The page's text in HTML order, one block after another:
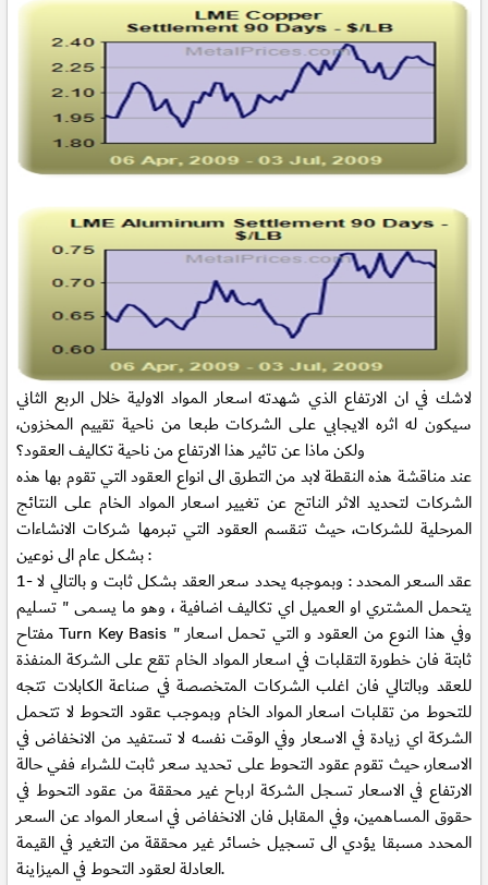
لاشك في ان الارتفاع الذي شهدته اسعار المواد الاولية خلال الربع الثاني
سيكون له اثره الايجابي على الشركات طبعا من ناحية تقييم المخزون،
ولكن ماذا عن تاثير هذا الارتفاع من ناحية تكاليف العقود؟
عند مناقشة هذه النقطة لابد من التطرق الى انواع العقود التي تقوم بها هذه
الشركات لتحديد الاثر الناتج عن تغيير اسعار المواد الخام على النتائج
المرحلية للشركات، حيث تنقسم العقود التي تبرمها شركات الانشاءات
بشكل عام الى نوعين :
1- عقد السعر المحدد : وبموجبه يحدد سعر العقد بشكل ثابت و بالتالي لا
يتحمل المشتري او العميل اي تكاليف اضافية ، وهو ما يسمى " تسليم
مفتاح Turn Key Basis " وفي هذا النوع من العقود و التي تحمل اسعار
ثابتة فان خطورة التقلبات في اسعار المواد الخام تقع على الشركة المنفذة
للعقد وبالتالي فان اغلب الشركات المتخصصة في صناعة الكابلات تتجه
للتحوط من تقلبات اسعار المواد الخام وبموجب عقود التحوط لا تتحمل
الشركة اي زيادة في الاسعار وفي الوقت نفسه لا تستفيد من الانخفاض في
الاسعار، حيث تقوم عقود التحوط على تحديد سعر ثابت للشراء ففي حالة
الارتفاع في الاسعار تسجل الشركة ارباح غير محققة من عقود التحوط في
حقوق المساهمين، وفي المقابل فان الانخفاض في اسعار المواد عن السعر
المحدد مسبقا يؤدي الى تسجيل خسائر غير محققة من التغير في القيمة
العادلة لعقود التحوط في الميزاينة.